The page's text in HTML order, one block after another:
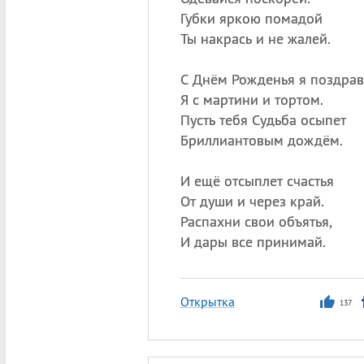
Губки яркою помадой
Ты накрась и не жалей.
С Днём Рожденья я
Я с мартини и тортом.
Пусть тебя Судьба осыпет
Бриллиантовым дождём.
И ещё отсыплет счастья
От души и через край.
Распахни свои объятья,
И дары все принимай.
Открытка 137